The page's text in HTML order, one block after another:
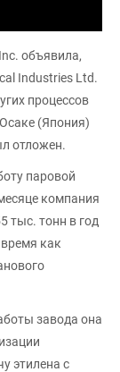
объявила,
Industries Ltd.
процессов
(Япония)
отложен.
паровой
компания
тыс. тонн в год
как
завода она
этилена с